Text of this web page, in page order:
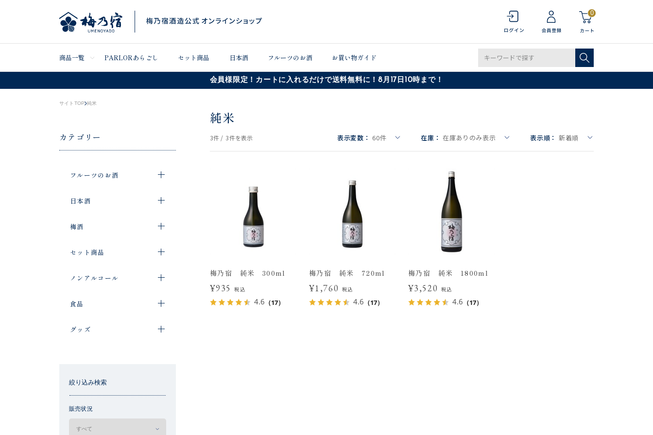
0
商品一覧 PARLORあらごし セット商品 日本酒 フルーツのお酒 お買い物ガイド
会員様限定！カートに入れるだけで送料無料に！8月17日10時まで！
サイトTOP 純米
カテゴリー
フルーツのお酒
日本酒
梅酒
セット商品
ノンアルコール
食品
グッズ
絞り込み検索
販売状況
純米
3件 / 3件を表示 表示変数： 60件 在庫： 在庫ありのみ表示 表示順： 新着順
梅乃宿 純米 300ml
¥935 税込
4.6 （17）
梅乃宿 純米 720ml
¥1,760 税込
4.6 （17）
梅乃宿 純米 1800ml
¥3,520 税込
4.6 （17）